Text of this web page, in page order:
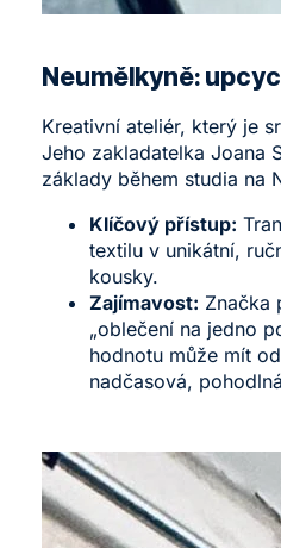
Neumělkyně:
Kreativní ateliér, který je
Jeho zakladatelka Joana
základy během studia na
Klíčový přístup:
textilu v unikátní,
kousky.
Zajímavost: Značka
„oblečení na jedno
hodnotu může mít
nadčasová,